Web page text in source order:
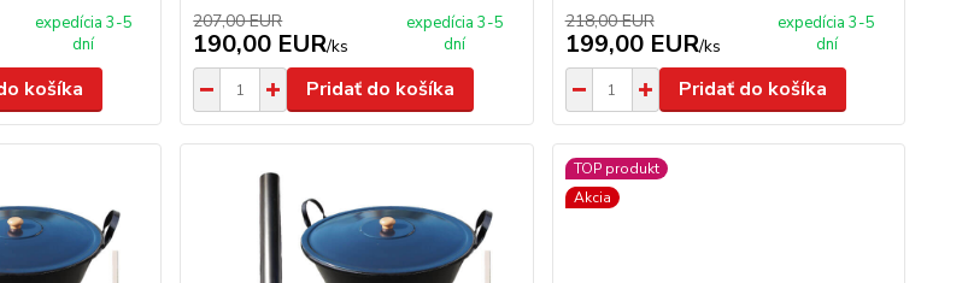
expedícia 3-5
dní
košíka
207,00 EUR
190,00 EUR/ks
expedícia 3-5
dní
Pridať do košíka
218,00 EUR
199,00 EUR/ks
expedícia 3-5
dní
Pridať do košíka
TOP produkt
Akcia